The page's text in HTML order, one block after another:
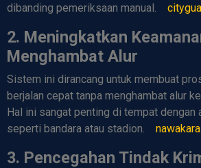
dibanding pemeriksaan manual.
2. Meningkatkan
Menghambat Alur
Sistem ini dirancang untuk membuat
berjalan cepat tanpa menghambat alur
Hal ini sangat penting di tempat dengan
seperti bandara atau stadion.
3. Pencegahan Tindak